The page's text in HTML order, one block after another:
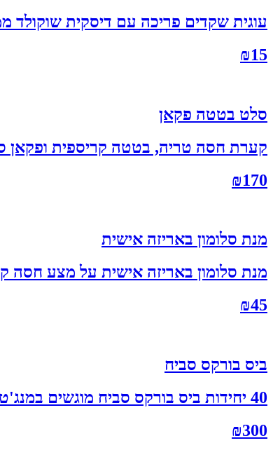
עוגית שקדים פריכה עם דיסקית שוקולד ממותג. ארוזה
₪15
סלט בטטה פקאן
קערת חסה טריה, בטטה קריספית ופקאן
₪170
מנת סלומון באריזה אישית
מנת סלומון באריזה אישית על מצע חסה
₪45
ביס בורקס סביח
40 יחידות ביס בורקס סביח מוגשים במנג'ט אישי לכל אחד. ביס של עונג!
₪300